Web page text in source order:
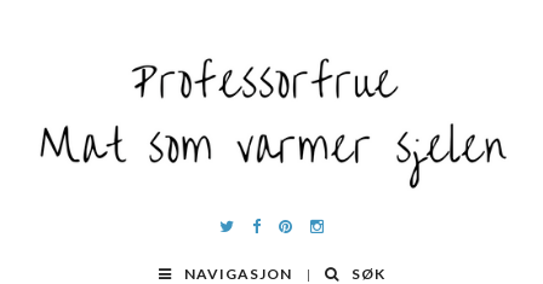
NAVIGASJON SØK